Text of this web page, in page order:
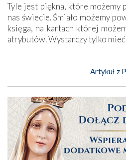
Tyle jest piękna, które możemy
nas świecie. Śmiało możemy
księga, na kartach której
atrybutów. Wystarczy tylko
Artykuł z